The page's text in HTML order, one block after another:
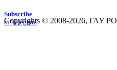
Subscribe
to Telegram
Copyrights © 2008-2026, ГАУ РО